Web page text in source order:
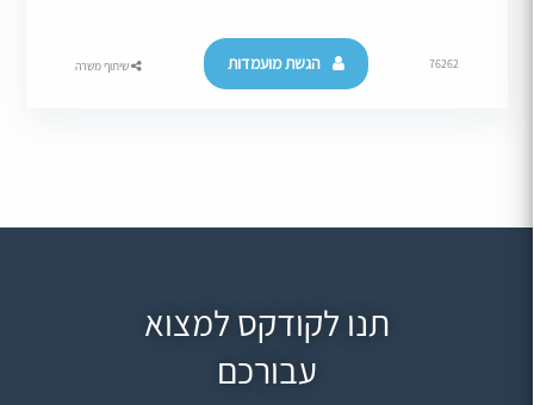
76262 הגשת מועמדות שיתוף משרה
תנו לקודקס למצוא
עבורכם